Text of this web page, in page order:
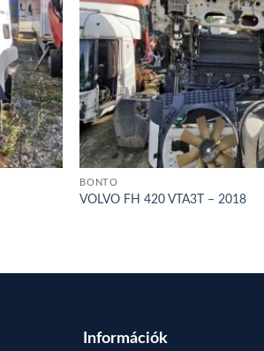
BONTÓ
VOLVO FH 420 VTA3T – 2018
Információk